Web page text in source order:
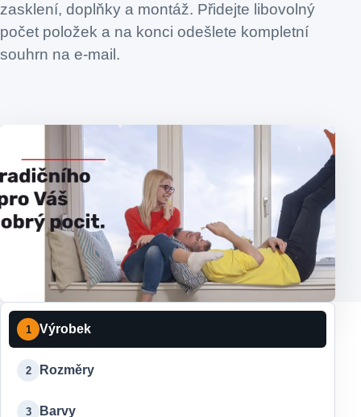
zasklení, doplňky a montáž. Přidejte libovolný
počet položek a na konci odešlete kompletní
souhrn na e-mail.
1 Výrobek
2 Rozměry
3 Barvy